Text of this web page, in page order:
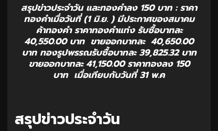
สรุปข่าวประจำวัน และทองคำลง 150 บาท : ราคา
ทองคำเมื่อวันที่ (1 มิ.ย. ) มีประกาศของสมาคม
ค้าทองคำ ราคาทองคำแท่ง รับซื้อบาทละ
40,550.00 บาท ขายออกบาทละ 40,650.00
บาท ทองรูปพรรณรับซื้อบาทละ 39,825.32 บาท
ขายออกบาทละ 41,150.00 ราคาทองลง 150
บาท เมื่อเทียบกับวันที่ 31 พ.ค
สรุปข่าวประจำวัน